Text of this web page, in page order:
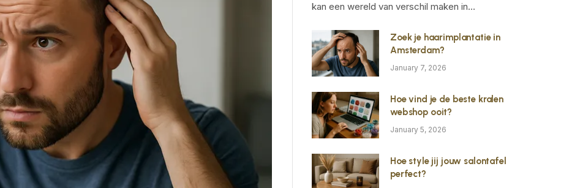
kan een wereld van verschil maken in…
Zoek je haarimplantatie in
Amsterdam?
January 7, 2026
Hoe vind je de beste kralen
webshop ooit?
January 5, 2026
Hoe style jij jouw salontafel
perfect?